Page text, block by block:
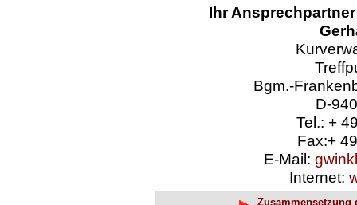
Ihr
Bgm.-
D-
Tel.: +
Fax:+
E-Mail:
Internet:
Zusammensetzung